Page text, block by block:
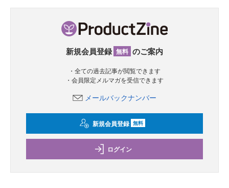
新規会員登録 無料 のご案内
・全ての過去記事が閲覧できます
・会員限定メルマガを受信できます
メールバックナンバー
新規会員登録 無料
ログイン